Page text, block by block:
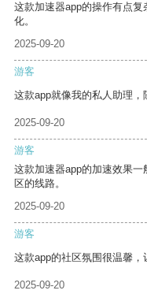
这款加速器app的操作有点
化。
2025-09-20
游客
这款app就像我的私人助理，
2025-09-20
游客
这款加速器app的加速效果
区的线路。
2025-09-20
游客
这款app的社区氛围很温馨，
2025-09-20